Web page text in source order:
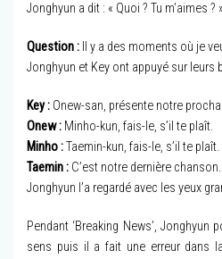
Jonghyun a dit : « Quoi ? Tu m’aimes ? »
Question :
Il y a des moments où je
Jonghyun et Key ont appuyé sur leurs
Key : Onew-san, présente notre
Onew : Minho-kun, fais-le, s’il te plaît.
Minho :Taemin-kun, fais-le, s’il te plaît.
Taemin : C’est notre dernière
Jonghyun l’a regardé avec les yeux
Pendant ‘Breaking News’,
sens puis il a fait une erreur dans